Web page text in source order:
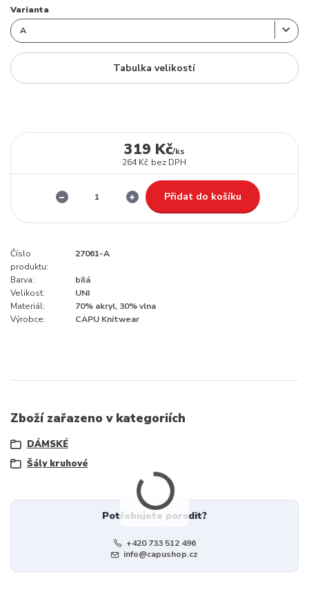
Varianta
Tabulka velikostí
319 Kč/ks
264 Kč bez DPH
Přidat do košíku
Číslo
produktu:
27061-A
Barva:
bílá
Velikost:
UNI
Materiál:
70% akryl, 30% vlna
Výrobce:
CAPU Knitwear
Zboží zařazeno v kategoriích
DÁMSKÉ
Šály kruhové
Potřebujete poradit?
+420 733 512 496
info@capushop.cz